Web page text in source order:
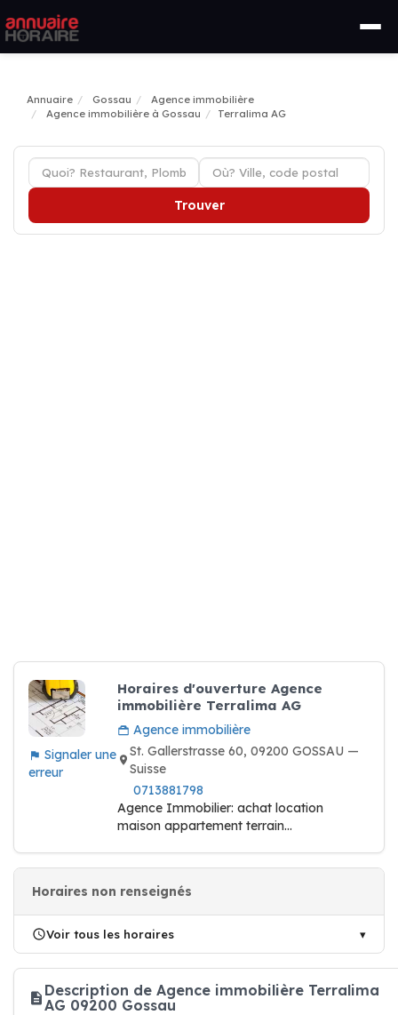
Annuaire Gossau
Agence immobilière
Agence immobilière à Gossau
Terralima AG
Trouver
Signaler une
erreur
Horaires d'ouverture Agence
immobilière Terralima AG
Agence immobilière
St. Gallerstrasse 60, 09200 GOSSAU —
Suisse
0713881798
Agence Immobilier: achat location
maison appartement terrain...
Horaires non renseignés
Voir tous les horaires
Description de Agence immobilière Terralima
AG 09200 Gossau